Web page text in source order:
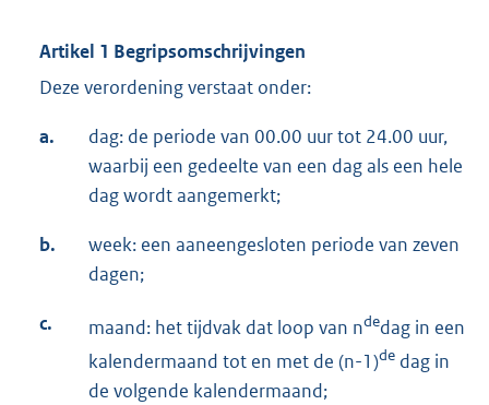
Artikel 1 Begripsomschrijvingen
Deze verordening verstaat onder:
a.
dag: de periode van 00.00 uur tot 24.00 uur,
waarbij een gedeelte van een dag als een hele
dag wordt aangemerkt;
b.
week: een aaneengesloten periode van zeven
dagen;
c. maand: het tijdvak dat loop van ndedag in een
kalendermaand tot en met de (n-1)de dag in
de volgende kalendermaand;